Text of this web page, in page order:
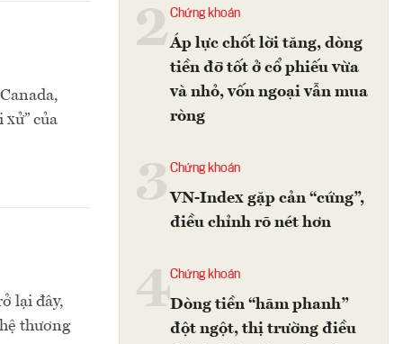
của
lại đây,
thương
2Chứng khoán
Áp lực chốt lời tăng, dòng
tiền đỡ tốt ở cổ phiếu vừa
và nhỏ, vốn ngoại vẫn mua
ròng
Chứng khoán
VN-Index gặp cản “cứng”,
điều chỉnh rõ nét hơn
4Chứng khoán
Dòng tiền “hãm phanh”
đột ngột, thị trường điều